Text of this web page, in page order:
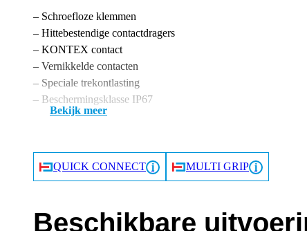
– Schroefloze klemmen
– Hittebestendige contactdragers
– KONTEX contact
– Vernikkelde contacten
– Speciale trekontlasting
– Beschermingsklasse IP67
Bekijk meer
QUICK CONNECT MULTI GRIP
Beschikbare